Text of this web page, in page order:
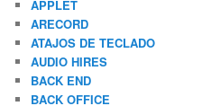
APPLET
ARECORD
ATAJOS DE TECLADO
AUDIO HIRES
BACK END
BACK OFFICE